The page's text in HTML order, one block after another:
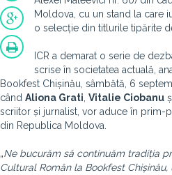
Moldova, cu un stand la care
o selecție din titlurile tipărite
ICR a demarat o serie de
scrise în societatea actuală,
Bookfest Chișinău, sâmbătă, 6
când Aliona Grati Vitalie Ciobanu
scriitor și jurnalist, vor aduce în prim-
din Republica Moldova.
„Ne bucurăm să continuăm tradiția
Cultural Român la Bookfest